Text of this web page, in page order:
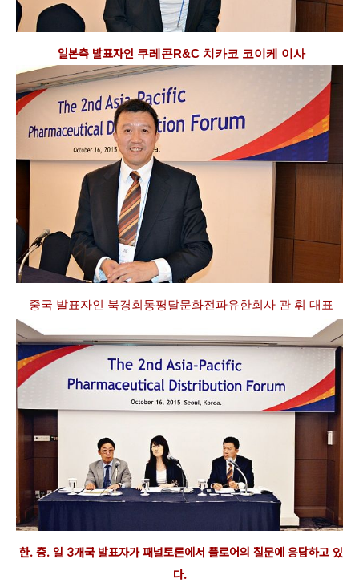
일본측 발표자인 쿠레콘R&C 치카코 코이케 이사
중국 발표자인 북경회통평달문화전파유한회사 관 휘 대표
한. 중. 일 3개국 발표자가 패널토론에서 플로어의 질문에 응답하고 있
다.